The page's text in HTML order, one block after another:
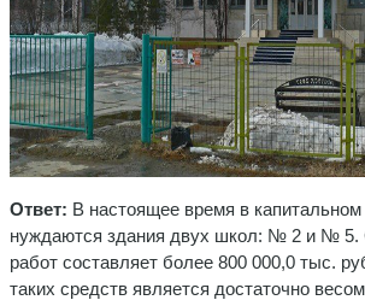
Ответ: В настоящее время в
нуждаются здания двух школ: № 2 и № 5.
работ составляет более 800 000,0 тыс.
таких средств является достаточно